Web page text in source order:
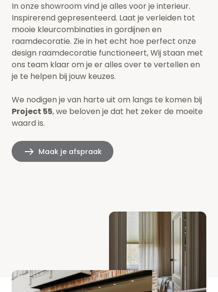
In onze showroom vind je alles voor je interieur.
Inspirerend gepresenteerd. Laat je verleiden tot
mooie kleurcombinaties in gordijnen en
raamdecoratie. Zie in het echt hoe perfect onze
design raamdecoratie functioneert, Wij staan met
ons team klaar om je er alles over te vertellen en
je te helpen bij jouw keuzes.
We nodigen je van harte uit om langs te komen bij
Project 55, we beloven je dat het zeker de moeite
waard is.
Maak je afspraak